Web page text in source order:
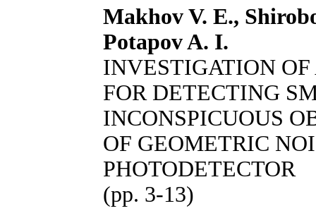
Makhov V. E.,
Potapov A. I.
INVESTIGATION
FOR DETECTING
INCONSPICUOUS
OF GEOMETRIC
PHOTODETECTOR
(pp. 3-13)